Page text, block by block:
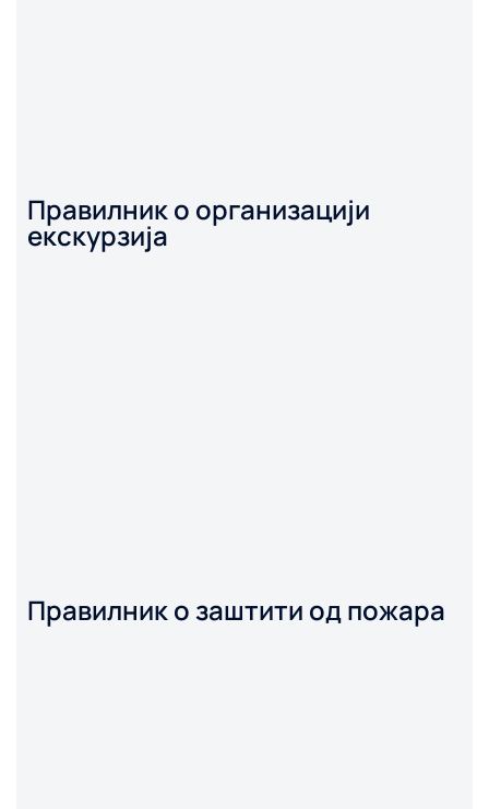
Правилник о организацији
екскурзија
Правилник о заштити од пожара